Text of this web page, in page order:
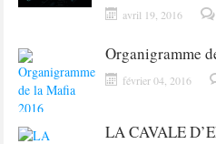
avril 19, 2016
Organigramme
février 04, 2016
LA CAVALE